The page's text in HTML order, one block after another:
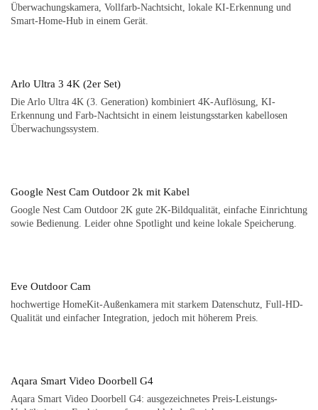
Überwachungskamera, Vollfarb-Nachtsicht, lokale KI-Erkennung und
Smart-Home-Hub in einem Gerät.
Arlo Ultra 3 4K (2er Set)
Die Arlo Ultra 4K (3. Generation) kombiniert 4K-Auflösung, KI-
Erkennung und Farb-Nachtsicht in einem leistungsstarken kabellosen
Überwachungssystem.
Google Nest Cam Outdoor 2k mit Kabel
Google Nest Cam Outdoor 2K gute 2K-Bildqualität, einfache Einrichtung
sowie Bedienung. Leider ohne Spotlight und keine lokale Speicherung.
Eve Outdoor Cam
hochwertige HomeKit-Außenkamera mit starkem Datenschutz, Full-HD-
Qualität und einfacher Integration, jedoch mit höherem Preis.
Aqara Smart Video Doorbell G4
Aqara Smart Video Doorbell G4: ausgezeichnetes Preis-Leistungs-